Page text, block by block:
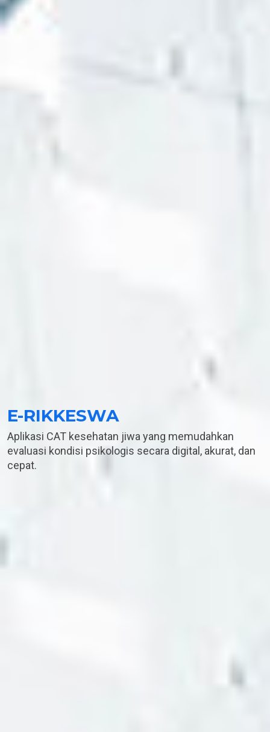
E-RIKKESWA
Aplikasi CAT kesehatan jiwa yang memudahkan
evaluasi kondisi psikologis secara digital, akurat, dan
cepat.